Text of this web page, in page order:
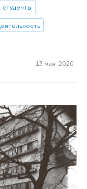
студенты
13 мая 2020